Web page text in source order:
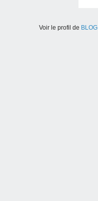
Voir le profil de